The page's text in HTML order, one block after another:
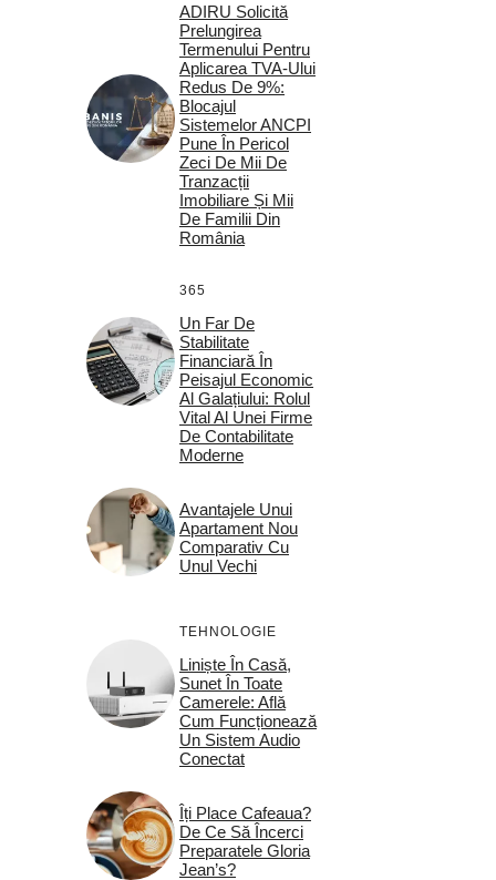
ADIRU Solicită
Prelungirea
Termenului Pentru
Aplicarea TVA-Ului
Redus De 9%:
Blocajul
Sistemelor ANCPI
Pune În Pericol
Zeci De Mii De
Tranzacții
Imobiliare Și Mii
De Familii Din
România
365
Un Far De
Stabilitate
Financiară În
Peisajul Economic
Al Galațiului: Rolul
Vital Al Unei Firme
De Contabilitate
Moderne
Avantajele Unui
Apartament Nou
Comparativ Cu
Unul Vechi
TEHNOLOGIE
Liniște În Casă,
Sunet În Toate
Camerele: Află
Cum Funcționează
Un Sistem Audio
Conectat
Îți Place Cafeaua?
De Ce Să Încerci
Preparatele Gloria
Jean’s?